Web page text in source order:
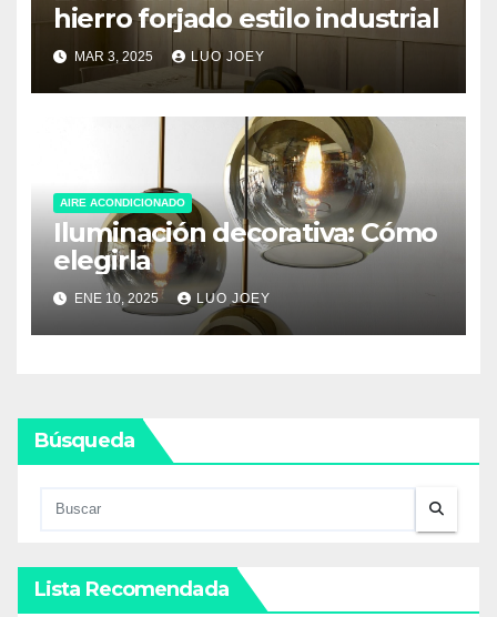
hierro forjado estilo industrial
MAR 3, 2025 LUO JOEY
AIRE ACONDICIONADO
Iluminación decorativa: Cómo
elegirla
ENE 10, 2025 LUO JOEY
Búsqueda
Lista Recomendada